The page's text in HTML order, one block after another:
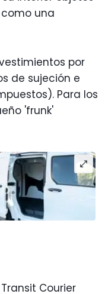
una
por
de sujeción e
Para los
'frunk'
Courier